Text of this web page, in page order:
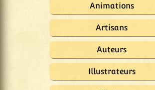
Animations
Artisans
Auteurs
Illustrateurs